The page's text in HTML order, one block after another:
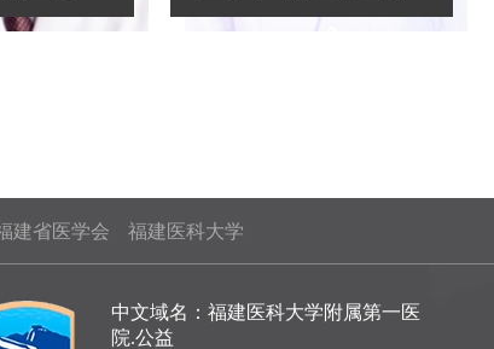
建省医学会 福建医科大学
中文域名：福建医科大学附属第一医
院.公益